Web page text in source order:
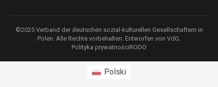
©2025 Verband der deutschen sozial-kulturellen Gesellschaftern in
Polen. Alle Rechte vorbehalten. Entworfen von VdG.
Polityka prywatnościRODO
Polski